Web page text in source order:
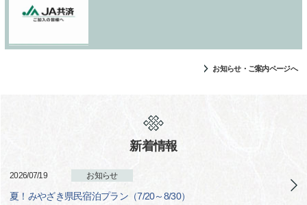
お知らせ・ご案内ページへ
新着情報
2026/07/19 お知らせ
夏！みやざき県民宿泊プラン（7/20～8/30）